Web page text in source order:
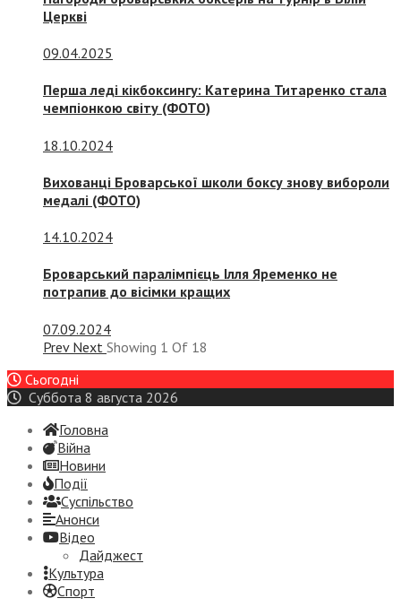
Церкві
09.04.2025
Перша леді кікбоксингу: Катерина Титаренко стала
чемпіонкою світу (ФОТО)
18.10.2024
Вихованці Броварської школи боксу знову вибороли
медалі (ФОТО)
14.10.2024
Броварський паралімпієць Ілля Яременко не
потрапив до вісімки кращих
07.09.2024
Prev Next Showing 1 Of 18
Сьогодні
Суббота 8 августа 2026
Головна
Війна
Новини
Події
Суспiльство
Анонси
Відео
Дайджест
Культура
Спорт